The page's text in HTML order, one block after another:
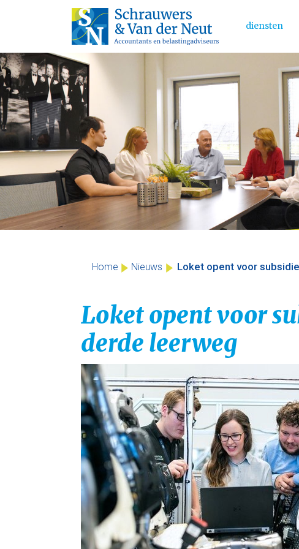
Skip
to
content
Main Menu
diensten
Home Nieuws Loket opent voor
Loket opent voor
derde leerweg